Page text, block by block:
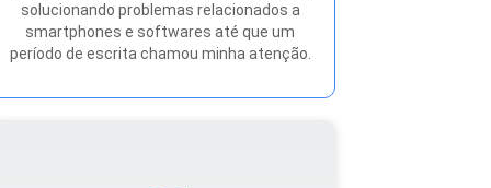
solucionando problemas relacionados a
smartphones e softwares até que um
período de escrita chamou minha atenção.